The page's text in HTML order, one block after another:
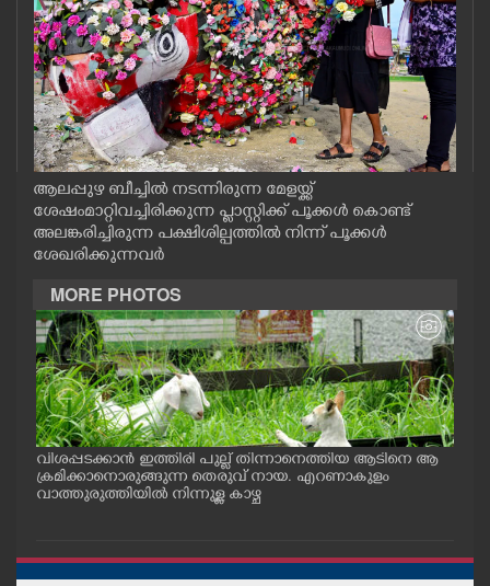
NEWS 360
CASE DIARY
OPINION
PHOTOS
LIFESTYLE
SPIRITUAL
INFO+
ART
ആലപ്പുഴ ബീച്ചിൽ നടന്നിരുന്ന മേളയ്ക്ക്
ശേഷംമാറ്റിവച്ചിരിക്കുന്ന പ്ലാസ്റ്റിക്ക് പൂക്കൾ കൊണ്ട്
അലങ്കരിച്ചിരുന്ന പക്ഷിശില്പത്തിൽ നിന്ന് പൂക്കൾ
ശേഖരിക്കുന്നവർ
MORE PHOTOS
വിശപ്പടക്കാൻ ഇത്തിരി പുല്ല് തിന്നാനെത്തിയ ആടിനെ ആ
ക്രമിക്കാനൊരുങ്ങുന്ന തെരുവ് നായ. എറണാകുളം
വാത്തുരുത്തിയിൽ നിന്നുള്ള കാഴ്ച